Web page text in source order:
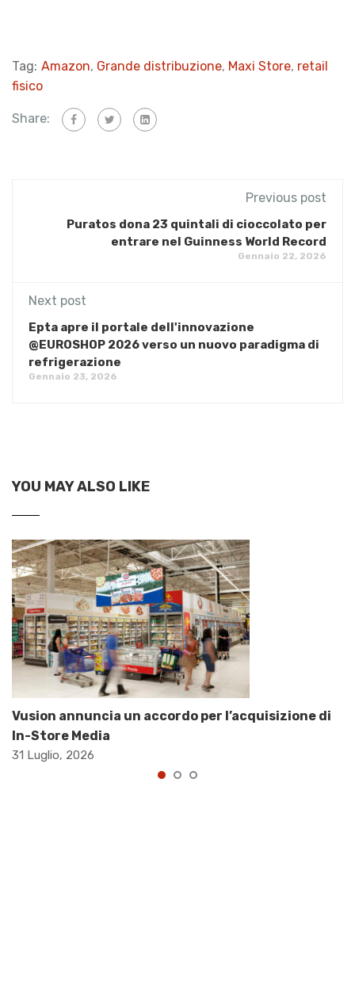
Tag: Amazon, Grande distribuzione, Maxi Store, retail
fisico
Share:
Previous post
Puratos dona 23 quintali di cioccolato per
entrare nel Guinness World Record
Gennaio 22, 2026
Next post
Epta apre il portale dell'innovazione
@EUROSHOP 2026 verso un nuovo paradigma di
refrigerazione
Gennaio 23, 2026
YOU MAY ALSO LIKE
Vusion annuncia un accordo per l’acquisizione di
In-Store Media
31 Luglio, 2026